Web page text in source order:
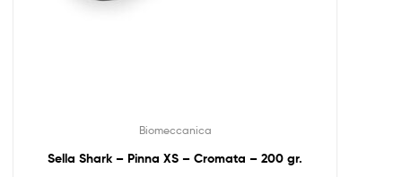
Biomeccanica
Sella Shark – Pinna XS – Cromata – 200 gr.